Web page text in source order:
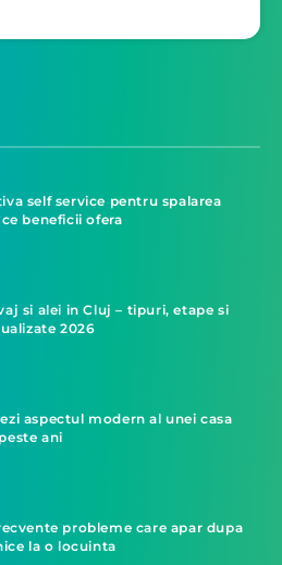
self service pentru spalarea
beneficii ofera
si alei in Cluj – tipuri, etape si
2026
aspectul modern al unei casa
ani
probleme care apar dupa
la o locuinta